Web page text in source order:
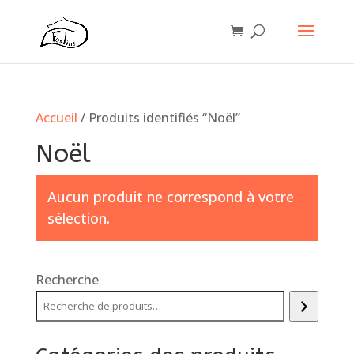
Accueil / Produits identifiés “Noël”
Noël
Aucun produit ne correspond à votre
sélection.
Recherche